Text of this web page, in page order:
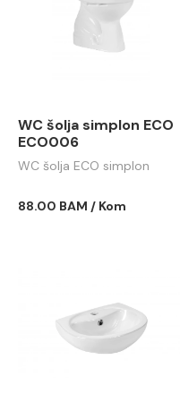
WC šolja simplon ECO
ECO006
WC šolja ECO simplon
88.00 BAM / Kom